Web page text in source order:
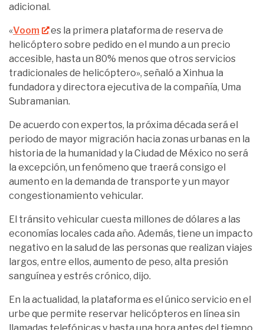
adicional.
«Voom
es la primera plataforma de reserva de
helicóptero sobre pedido en el mundo a un precio
accesible, hasta un 80% menos que otros servicios
tradicionales de helicóptero», señaló a Xinhua la
fundadora y directora ejecutiva de la compañía, Uma
Subramanian.
De acuerdo con expertos, la próxima década será el
periodo de mayor migración hacia zonas urbanas en la
historia de la humanidad y la Ciudad de México no será
la excepción, un fenómeno que traerá consigo el
aumento en la demanda de transporte y un mayor
congestionamiento vehicular.
El tránsito vehicular cuesta millones de dólares a las
economías locales cada año. Además, tiene un impacto
negativo en la salud de las personas que realizan viajes
largos, entre ellos, aumento de peso, alta presión
sanguínea y estrés crónico, dijo.
En la actualidad, la plataforma es el único servicio en el
urbe que permite reservar helicópteros en línea sin